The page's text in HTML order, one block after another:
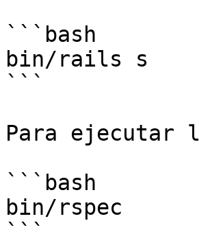
```bash
bin/rails s
```
Para ejecutar
```bash
bin/rspec
```